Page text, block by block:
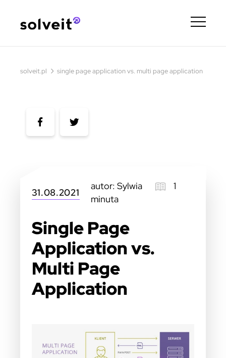
solveit.pl › single page application vs. multi page application
31.08.2021
autor: Sylwia
1
minuta
Single Page
Application vs.
Multi Page
Application